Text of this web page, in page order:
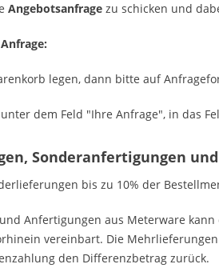
Angebotsanfrage zu schicken und
legen, dann bitte auf
dem Feld "Ihre Anfrage", in das
Sonderanfertigungen
bis zu 10% der
Anfertigungen aus Meterware
vereinbart. Die
den Differenzbetrag zurück.